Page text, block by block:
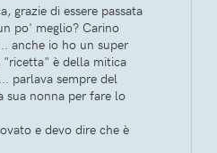
grazie di essere passata
po' meglio? Carino
anche io ho un super
"ricetta" è della mitica
parlava sempre del
sua nonna per fare lo
e devo dire che è